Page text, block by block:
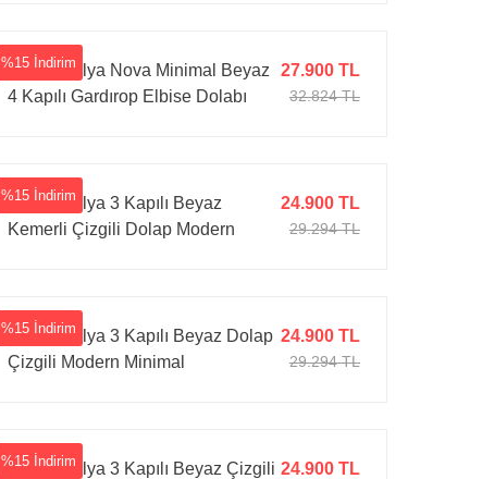
%15 İndirim
Tarz Mobilya Nova Minimal Beyaz
4 Kapılı Gardırop Elbise Dolabı
27.900 TL
32.824 TL
%15 İndirim
Tarz Mobilya 3 Kapılı Beyaz
Kemerli Çizgili Dolap Modern
24.900 TL
29.294 TL
%15 İndirim
Tarz Mobilya 3 Kapılı Beyaz Dolap
Çizgili Modern Minimal
24.900 TL
29.294 TL
%15 İndirim
Tarz Mobilya 3 Kapılı Beyaz Çizgili 24.900 TL